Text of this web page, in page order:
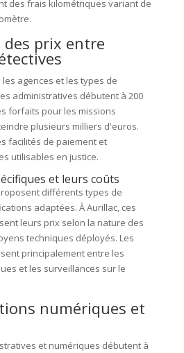
des frais kilométriques variant de
prix entre
agences et les types de
administratives débutent à 200
forfaits pour les missions
plusieurs milliers d'euros.
facilités de paiement et
utilisables en justice.
et leurs coûts
différents types de
adaptées. À Aurillac, ces
leurs prix selon la nature des
techniques déployés. Les
principalement entre les
et les surveillances sur le
numériques et
et numériques débutent à